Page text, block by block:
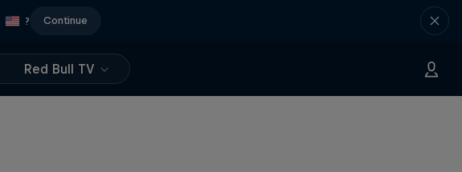
? Continue
Red Bull TV